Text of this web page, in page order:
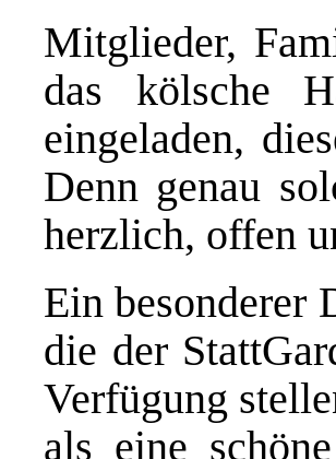
Mitglieder,
das kölsche
eingeladen,
Denn genau
herzlich, offen
Ein besonderer
die der
Verfügung
als eine